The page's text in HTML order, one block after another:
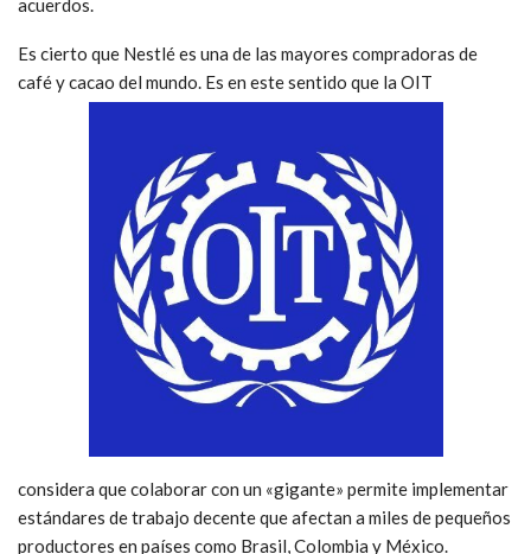
acuerdos.
Es cierto que Nestlé es una de las mayores compradoras de
café y cacao del mundo. Es en este sentido que la OIT
considera que colaborar con un «gigante» permite implementar
estándares de trabajo decente que afectan a miles de pequeños
productores en países como Brasil, Colombia y México.